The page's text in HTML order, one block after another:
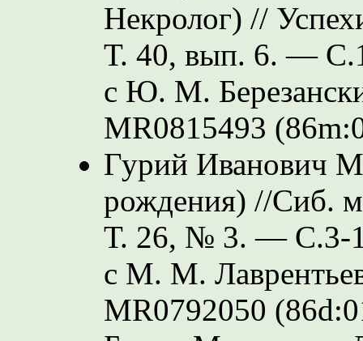
Некролог) //
Т. 40, вып. 6. —
с Ю. М.
MR0815493
Гурий Иванович
рождения) //Сиб.
Т. 26, № 3. — С.3-
с М. М.
MR0792050